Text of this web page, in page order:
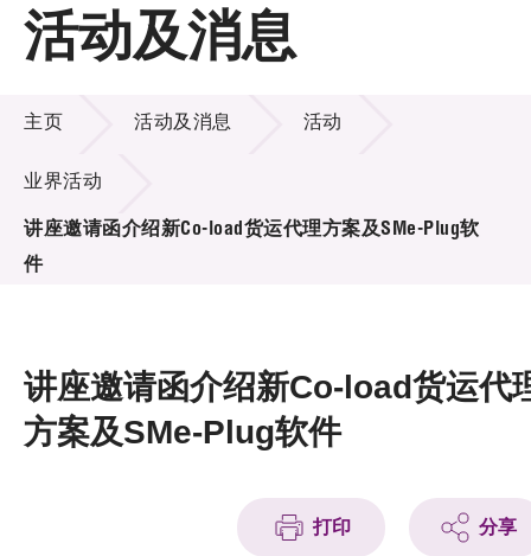
主页
关于LSCM
技术商品化
项目及资助计划
活动及消息
新闻中心
活动及消息
活动及消息
主页 活动及消息 活动
业界活动
讲座邀请函介绍新Co-load货运代理方案及SMe-Plug软
件
讲座邀请函介绍新Co-load货运代
方案及SMe-Plug软件
打印 分享